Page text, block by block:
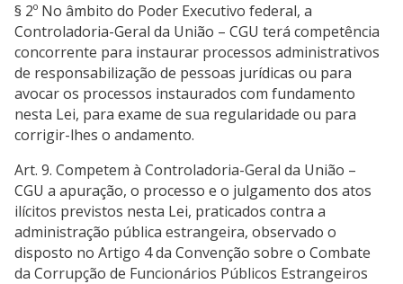
§ 2º No âmbito do Poder Executivo federal, a
Controladoria-Geral da União – CGU terá competência
concorrente para instaurar processos administrativos
de responsabilização de pessoas jurídicas ou para
avocar os processos instaurados com fundamento
nesta Lei, para exame de sua regularidade ou para
corrigir-lhes o andamento.
Art. 9. Competem à Controladoria-Geral da União –
CGU a apuração, o processo e o julgamento dos atos
ilícitos previstos nesta Lei, praticados contra a
administração pública estrangeira, observado o
disposto no Artigo 4 da Convenção sobre o Combate
da Corrupção de Funcionários Públicos Estrangeiros